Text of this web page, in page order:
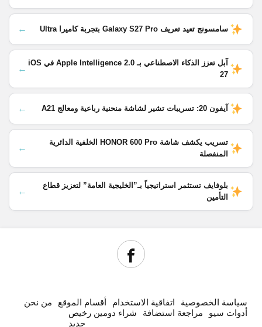
سامسونج تعيد تعريف Galaxy S27 Pro بتجربة كاميرا Ultra ←
آبل تعزز الذكاء الاصطناعي بـ Apple Intelligence 2.0 في iOS
27
←
آيفون 20: تسريبات تشير لشاشة منحنية رباعية ومعالج A21 ←
تسريب يكشف شاشة HONOR 600 Pro الخلفية الدائرية
المنفصلة
←
بلوفايف تستثمر استراتيجياً بـ”الخليجية العامة” لتعزيز قطاع
التأمين
←
سياسة الخصوصية اتفاقية الاستخدام أقسام الموقع
من نحن
أدوات سيو
مراجعة استضافة
شراء دومين رخيص
جديد